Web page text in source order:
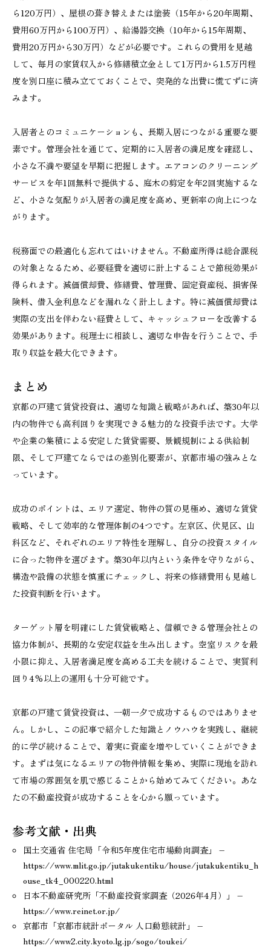
ら120万円）、屋根の葺き替えまたは塗装（15年から20年周期、
費用60万円から100万円）、給湯器交換（10年から15年周期、
費用20万円から30万円）などが必要です。これらの費用を見越
して、毎月の家賃収入から修繕積立金として1万円から1.5万円程
度を別口座に積み立てておくことで、突発的な出費に慌てずに済
みます。
入居者とのコミュニケーションも、長期入居につながる重要な要
素です。管理会社を通じて、定期的に入居者の満足度を確認し、
小さな不満や要望を早期に把握します。エアコンのクリーニング
サービスを年1回無料で提供する、庭木の剪定を年2回実施するな
ど、小さな気配りが入居者の満足度を高め、更新率の向上につな
がります。
税務面での最適化も忘れてはいけません。不動産所得は総合課税
の対象となるため、必要経費を適切に計上することで節税効果が
得られます。減価償却費、修繕費、管理費、固定資産税、損害保
険料、借入金利息などを漏れなく計上します。特に減価償却費は
実際の支出を伴わない経費として、キャッシュフローを改善する
効果があります。税理士に相談し、適切な申告を行うことで、手
取り収益を最大化できます。
まとめ
京都の戸建て賃貸投資は、適切な知識と戦略があれば、築30年以
内の物件でも高利回りを実現できる魅力的な投資手法です。大学
や企業の集積による安定した賃貸需要、景観規制による供給制
限、そして戸建てならではの差別化要素が、京都市場の強みとな
っています。
成功のポイントは、エリア選定、物件の質の見極め、適切な賃貸
戦略、そして効率的な管理体制の4つです。左京区、伏見区、山
科区など、それぞれのエリア特性を理解し、自分の投資スタイル
に合った物件を選びます。築30年以内という条件を守りながら、
構造や設備の状態を慎重にチェックし、将来の修繕費用も見越し
た投資判断を行います。
ターゲット層を明確にした賃貸戦略と、信頼できる管理会社との
協力体制が、長期的な安定収益を生み出します。空室リスクを最
小限に抑え、入居者満足度を高める工夫を続けることで、実質利
回り4%以上の運用も十分可能です。
京都の戸建て賃貸投資は、一朝一夕で成功するものではありませ
ん。しかし、この記事で紹介した知識とノウハウを実践し、継続
的に学び続けることで、着実に資産を増やしていくことができま
す。まずは気になるエリアの物件情報を集め、実際に現地を訪れ
て市場の雰囲気を肌で感じることから始めてみてください。あな
たの不動産投資が成功することを心から願っています。
参考文献・出典
国土交通省 住宅局「令和5年度住宅市場動向調査」 –
https://www.mlit.go.jp/jutakukentiku/house/jutakukentiku_h
ouse_tk4_000220.html
日本不動産研究所「不動産投資家調査（2026年4月）」 –
https://www.reinet.or.jp/
京都市「京都市統計ポータル 人口動態統計」 –
https://www2.city.kyoto.lg.jp/sogo/toukei/